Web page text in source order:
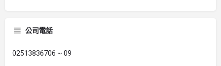
公司電話
02513836706 ~ 09